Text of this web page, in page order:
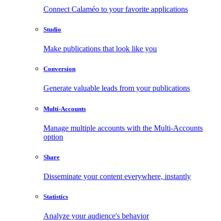
Connect Calaméo to your favorite applications
Studio
Make publications that look like you
Conversion
Generate valuable leads from your publications
Multi-Accounts
Manage multiple accounts with the Multi-Accounts
option
Share
Disseminate your content everywhere, instantly
Statistics
Analyze your audience's behavior